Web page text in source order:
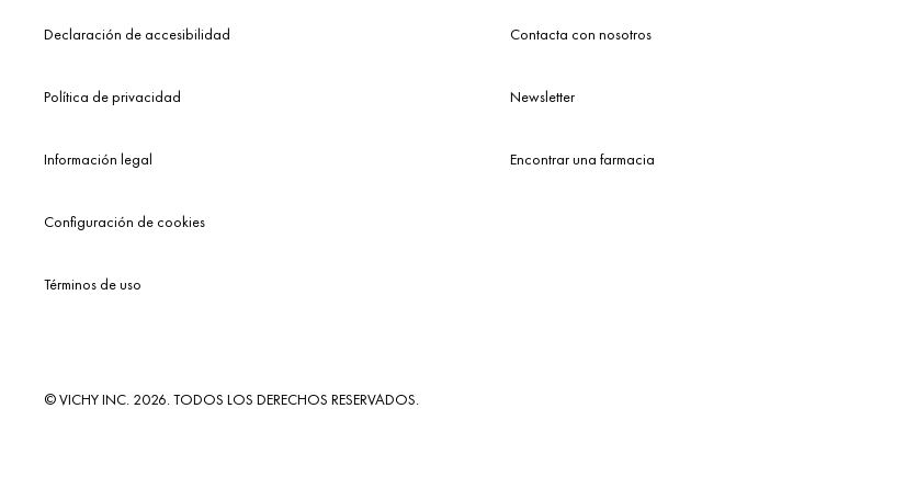
Declaración de accesibilidad
Política de privacidad
Información legal
Configuración de cookies
Términos de uso
Contacta con nosotros
Newsletter
Encontrar una farmacia
© VICHY INC. 2026. TODOS LOS DERECHOS RESERVADOS.